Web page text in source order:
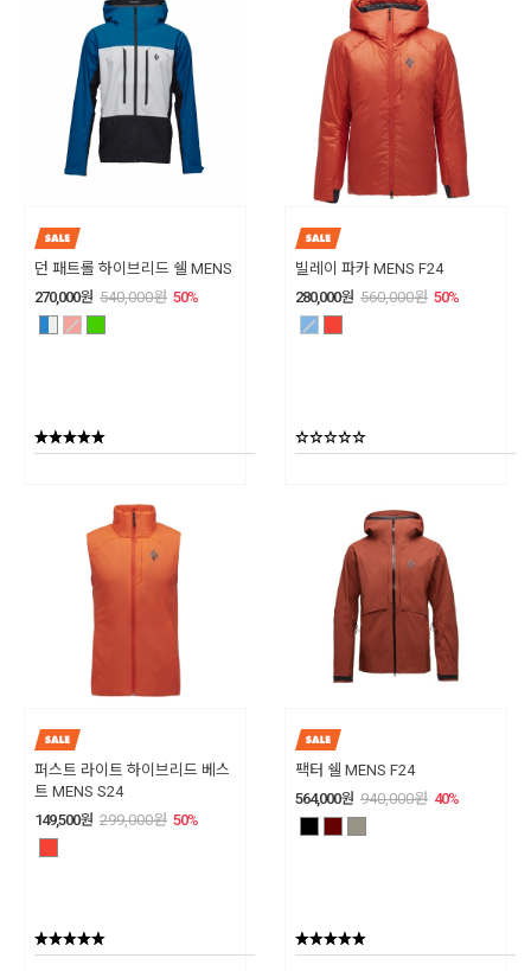
던 패트롤 하이브리드 쉘 MENS
270,000원 540,000원 50%
빌레이 파카 MENS F24
280,000원 560,000원 50%
퍼스트 라이트 하이브리드 베스
트 MENS S24
149,500원 299,000원 50%
팩터 쉘 MENS F24
564,000원 940,000원 40%